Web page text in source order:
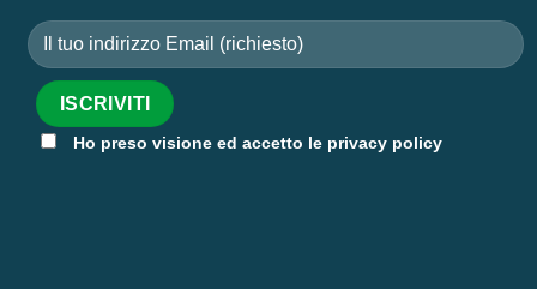
Ho preso visione ed accetto le privacy policy